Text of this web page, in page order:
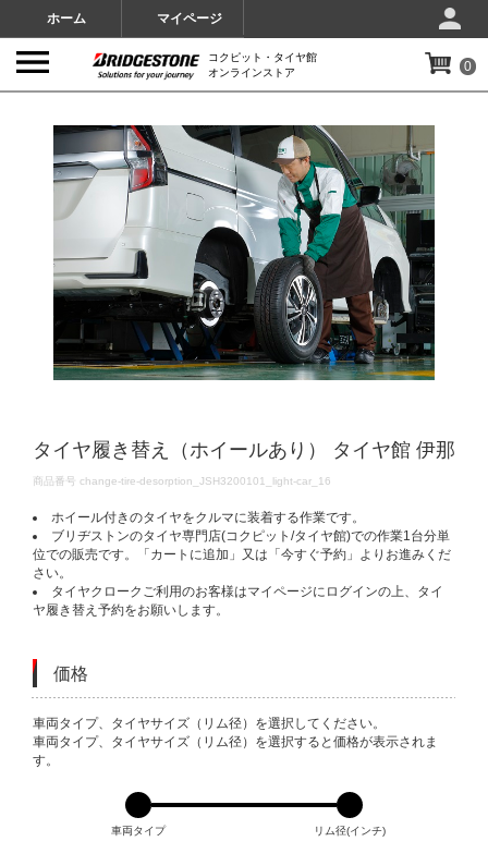
ホーム マイページ
コクピット・タイヤ館
オンラインストア
0
タイヤ履き替え（ホイールあり） タイヤ館 伊那
DETAILS
商品番号 change-tire-desorption_JSH3200101_light-car_16
ホイール付きのタイヤをクルマに装着する作業です。
ブリヂストンのタイヤ専門店(コクピット/タイヤ館)での作業1台分単
位での販売です。「カートに追加」又は「今すぐ予約」よりお進みくだ
さい。
タイヤクロークご利用のお客様はマイページにログインの上、タイ
ヤ履き替え予約をお願いします。
価格
VARIATIONS
車両タイプ、タイヤサイズ（リム径）を選択してください。
車両タイプ、タイヤサイズ（リム径）を選択すると価格が表示されま
す。
車両タイプ リム径(インチ)